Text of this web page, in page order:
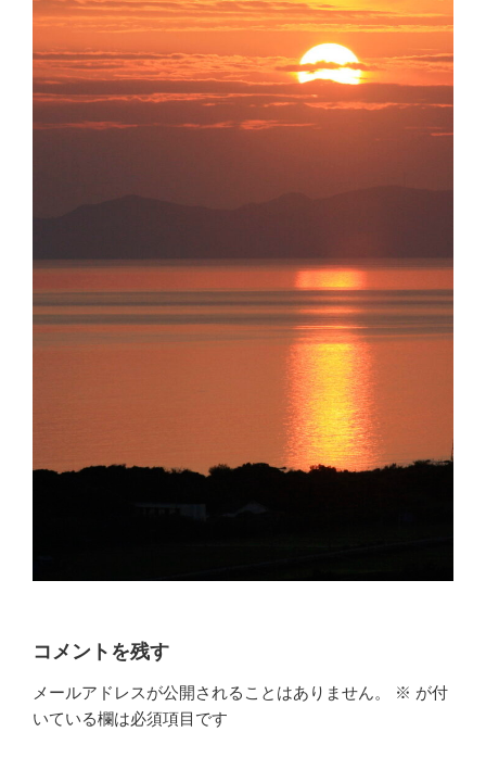
コメントを残す
メールアドレスが公開されることはありません。 ※ が付
いている欄は必須項目です